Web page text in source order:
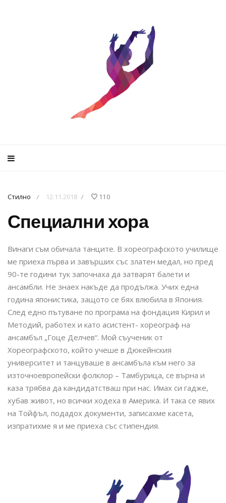
Стилно / 12.11.2018 / 110
Специални хора
Винаги съм обичала танците. В хореографското училище
ме приеха първа и завърших със златен медал, но пред
90-те години тук започнаха да затварят балети и
ансамбли. Не знаех накъде да продължа. Учих една
година японистика, защото се бях влюбила в Япония.
След едно пътуване по програма на фондация Кирил и
Методий, работех и като асистент- хореограф на
ансамбъл „Гоце Делчев“. Мой съученик от
Хореографското, който учеше в Дюкейнския
университет и танцуваше в ансамбъла към него за
източноевропейски фолклор – Тамбурица, се върна и
каза трябва да кандидатстваш при нас. Имах си гадже,
хубав живот, но всички ходеха в Америка. И така се явих
на Тойфъл, подадох документи, записахме касета,
изпратихме я и ме приеха със стипендия.